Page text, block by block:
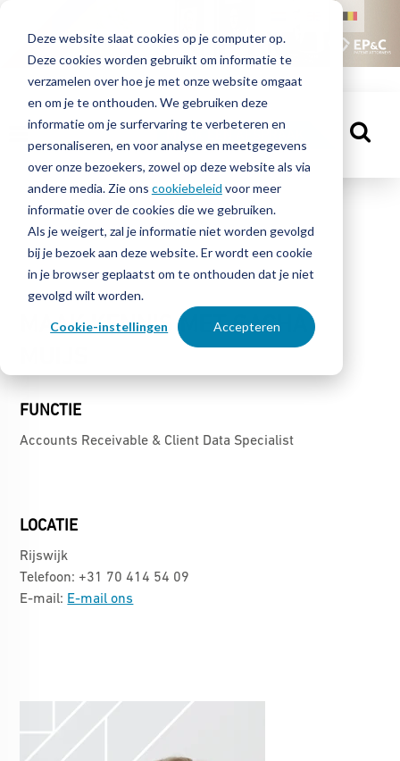
Deze website slaat cookies op je computer op.
Deze cookies worden gebruikt om informatie te
verzamelen over hoe je met onze website omgaat
en om je te onthouden. We gebruiken deze
informatie om je surfervaring te verbeteren en
personaliseren, en voor analyse en meetgegevens
over onze bezoekers, zowel op deze website als via
andere media. Zie ons cookiebeleid voor meer
informatie over de cookies die we gebruiken.
Als je weigert, zal je informatie niet worden gevolgd
bij je bezoek aan deze website. Er wordt een cookie
in je browser geplaatst om te onthouden dat je niet
gevolgd wilt worden.
Cookie-instellingen Accepteren
KENNISBANK
CONTACT
Mensen
MAAK KENNIS MET SACHA
FUNCTIE
Accounts Receivable & Client Data Specialist
LOCATIE
Rijswijk
Telefoon: +31 70 414 54 09
E-mail: E-mail ons